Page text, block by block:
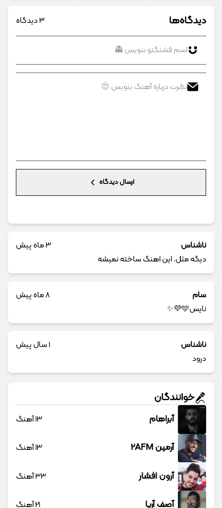
دیدگاه‌ها 3 دیدگاه
ارسال دیدگاه
ناشناس
3 ماه پیش
دیگه مثل. این اهنگ ساخته نمیشه
سام
8 ماه پیش
نایس🩵💜✨
ناشناس
1 سال پیش
درود
خوانندگان
آبراهام 13 آهنگ
آرمین 2AFM 13 آهنگ
آرون افشار 33 آهنگ
آصف آریا 21 آهنگ